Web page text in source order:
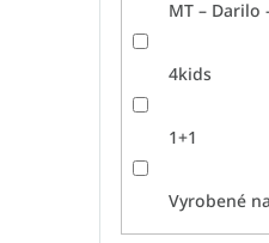
MT – Darilo
4kids
1+1
Vyrobené